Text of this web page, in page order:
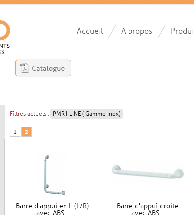
Accueil A propos
Filtres actuels : PMR I-LINE ( Gamme Inox)
1 2
Barre d'appui en L (L/R)
avec ABS...
Barre d'appui droite
avec ABS...